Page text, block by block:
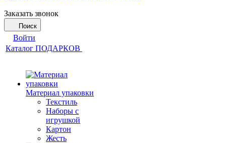
Заказать звонок
Поиск
Войти
Каталог ПОДАРКОВ
Материал упаковки
Текстиль
Наборы с
игрушкой
Картон
Жесть